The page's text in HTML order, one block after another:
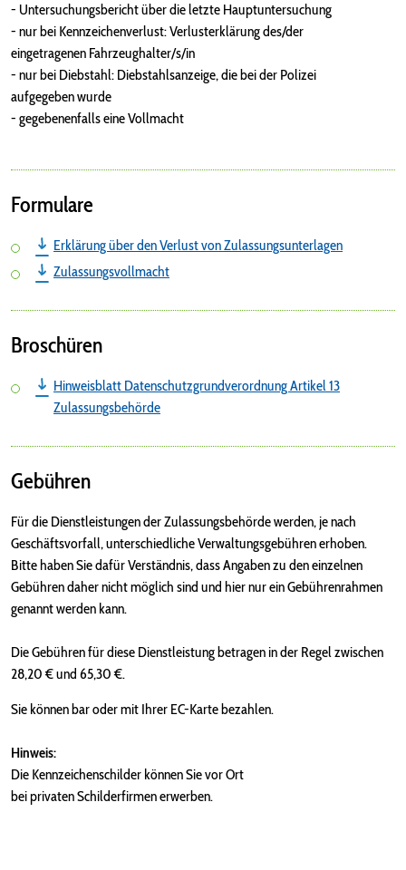
- Untersuchungsbericht über die letzte Hauptuntersuchung
- nur bei Kennzeichenverlust: Verlusterklärung des/der
eingetragenen Fahrzeughalter/s/in
- nur bei Diebstahl: Diebstahlsanzeige, die bei der Polizei
aufgegeben wurde
- gegebenenfalls eine Vollmacht
Formulare
Erklärung über den Verlust von Zulassungsunterlagen
Zulassungsvollmacht
Broschüren
Hinweisblatt Datenschutzgrundverordnung Artikel 13
Zulassungsbehörde
Gebühren
Für die Dienstleistungen der Zulassungsbehörde werden, je nach
Geschäftsvorfall, unterschiedliche Verwaltungsgebühren erhoben.
Bitte haben Sie dafür Verständnis, dass Angaben zu den einzelnen
Gebühren daher nicht möglich sind und hier nur ein Gebührenrahmen
genannt werden kann.
Die Gebühren für diese Dienstleistung betragen in der Regel zwischen
28,20 € und 65,30 €.
Sie können bar oder mit Ihrer EC-Karte bezahlen.
Hinweis:
Die Kennzeichenschilder können Sie vor Ort
bei privaten Schilderfirmen erwerben.